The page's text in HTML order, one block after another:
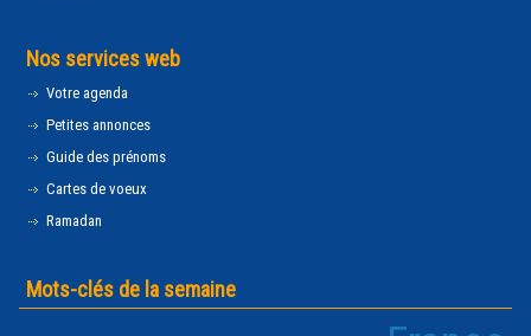
Nos services web
Votre agenda
Petites annonces
Guide des prénoms
Cartes de voeux
Ramadan
Mots-clés de la semaine